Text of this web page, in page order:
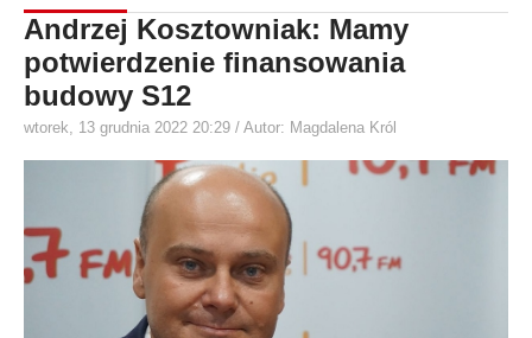
Andrzej Kosztowniak: Mamy
potwierdzenie finansowania
budowy S12
wtorek, 13 grudnia 2022 20:29 / Autor: Magdalena Król